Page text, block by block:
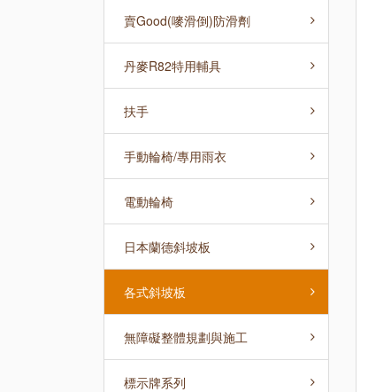
賣Good(嘜滑倒)防滑劑
丹麥R82特用輔具
扶手
手動輪椅/專用雨衣
電動輪椅
日本蘭德斜坡板
各式斜坡板
無障礙整體規劃與施工
標示牌系列